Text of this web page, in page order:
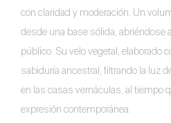
con claridad y moderación. Un
desde una base sólida, abriéndose
público. Su velo vegetal, elaborado
sabiduría ancestral, filtrando la luz
en las casas vernáculas, al tiempo
expresión contemporánea.